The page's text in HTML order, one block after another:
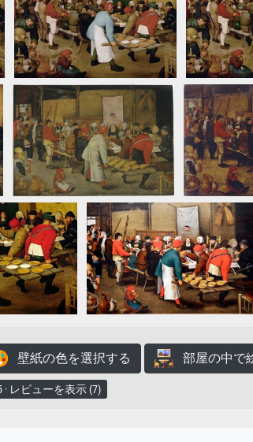
壁紙の色を選択する 部屋の中で
· レビューを表示 (7)